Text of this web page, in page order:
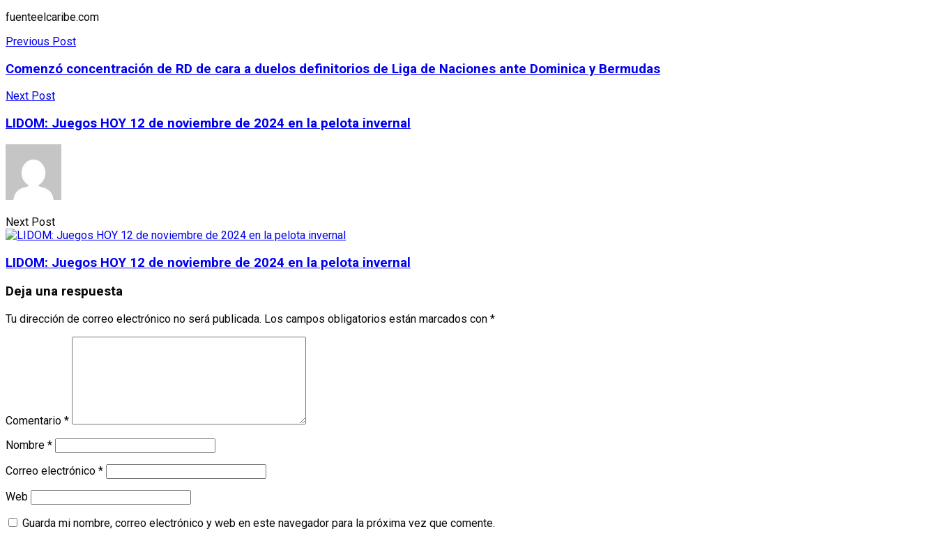
fuenteelcaribe.com
Previous Post
Comenzó concentración de RD de cara a duelos definitorios de Liga de Naciones ante Dominica y Bermudas
Next Post
LIDOM: Juegos HOY 12 de noviembre de 2024 en la pelota invernal
Next Post
LIDOM: Juegos HOY 12 de noviembre de 2024 en la pelota invernal
Deja una respuesta
Tu dirección de correo electrónico no será publicada. Los campos obligatorios están marcados con *
Comentario *
Nombre *
Correo electrónico *
Web
Guarda mi nombre, correo electrónico y web en este navegador para la próxima vez que comente.